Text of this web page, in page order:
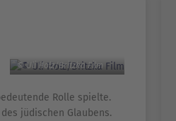
© Uli Holz/Britzka Film
Rolle spielte.
jüdischen Glaubens.